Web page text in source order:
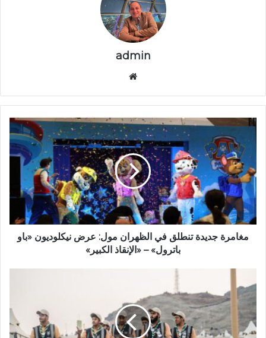
admin
مغامرة جديدة تنطلق في الظهران مول: عرض نيكلوديون «باو
باترول» – «الإنقاذ الكبير»